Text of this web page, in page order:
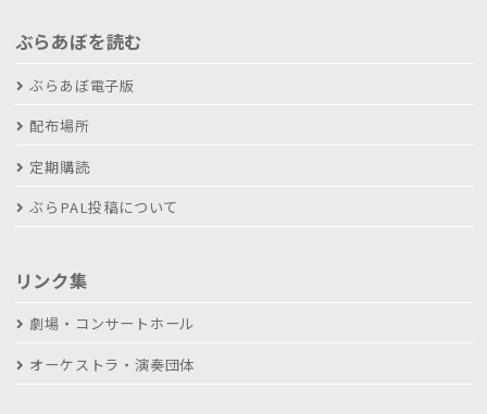
ぶらあぼを読む
ぶらあぼ電子版
配布場所
定期購読
ぶらPAL投稿について
リンク集
劇場・コンサートホール
オーケストラ・演奏団体